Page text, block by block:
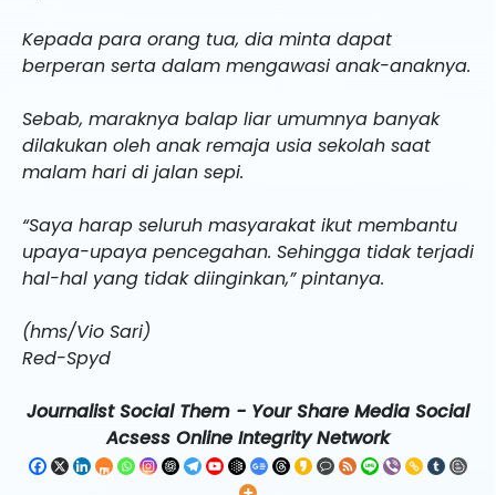
Kepada para orang tua, dia minta dapat
berperan serta dalam mengawasi anak-anaknya.
Sebab, maraknya balap liar umumnya banyak
dilakukan oleh anak remaja usia sekolah saat
malam hari di jalan sepi.
“Saya harap seluruh masyarakat ikut membantu
upaya-upaya pencegahan. Sehingga tidak terjadi
hal-hal yang tidak diinginkan,” pintanya.
(hms/Vio Sari)
Red-Spyd
Journalist Social Them - Your Share Media Social
Acsess Online Integrity Network